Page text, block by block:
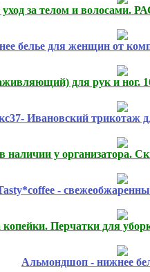
уход за телом и
белье для женщин от
для рук и
Ивановский трикотаж
наличии у организатора.
-
Перчатки для
Альмондшоп - нижнее